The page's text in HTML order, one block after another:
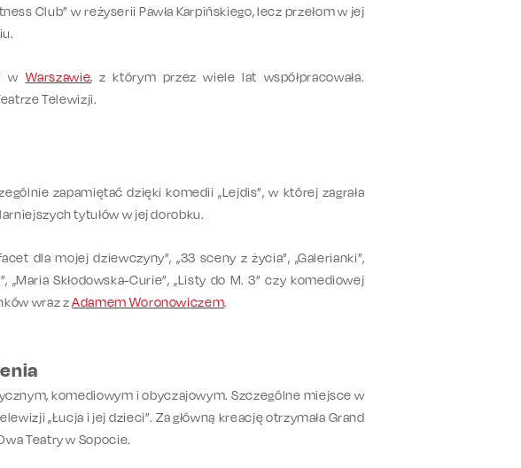
Club” w reżyserii Pawła Karpińskiego, lecz przełom w jej
wWarszawie, z którym przez wiele lat współpracowała.
Telewizji.
zapamiętać dzięki komedii „Lejdis”, w której zagrała
tytułów w jej dorobku.
dla mojej dziewczyny”, „33 sceny z życia”, „Galerianki”,
„Maria Skłodowska-Curie”, „Listy do M. 3” czy komediowej
wraz zAdamem Woronowiczem.
komediowym i obyczajowym. Szczególne miejsce w
„Łucja i jej dzieci”. Za główną kreację otrzymała Grand
Teatry w Sopocie.